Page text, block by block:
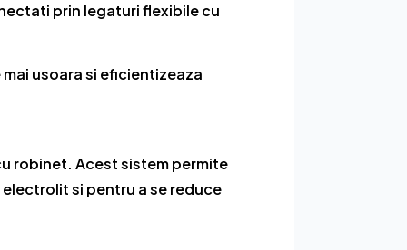
prin legaturi flexibile cu
usoara si eficientizeaza
robinet. Acest sistem permite
si pentru a se reduce